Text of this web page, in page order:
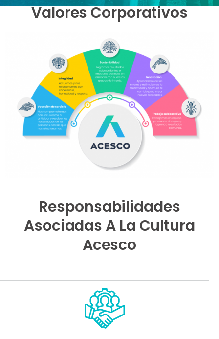
Valores Corporativos
Responsabilidades
Asociadas A La Cultura
Acesco